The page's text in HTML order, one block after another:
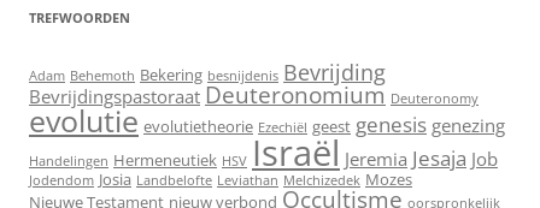
TREFWOORDEN
Adam Behemoth Bekering besnijdenis Bevrijding
Bevrijdingspastoraat Deuteronomium Deuteronomy
evolutie evolutietheorie Ezechiël geest genesis genezing
Handelingen Hermeneutiek HSV Israël Jeremia Jesaja Job
Jodendom Josia Landbelofte Leviathan Melchizedek Mozes
Nieuwe Testament nieuw verbond Occultisme oorspronkelijk